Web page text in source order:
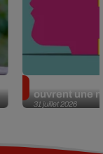
31 juillet 2026
ouvrent une